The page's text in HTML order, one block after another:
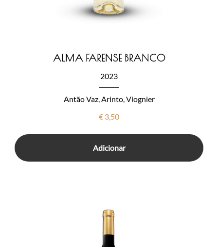
ALMA FARENSE BRANCO
2023
Antão Vaz, Arinto, Viognier
€ 3,50
Adicionar